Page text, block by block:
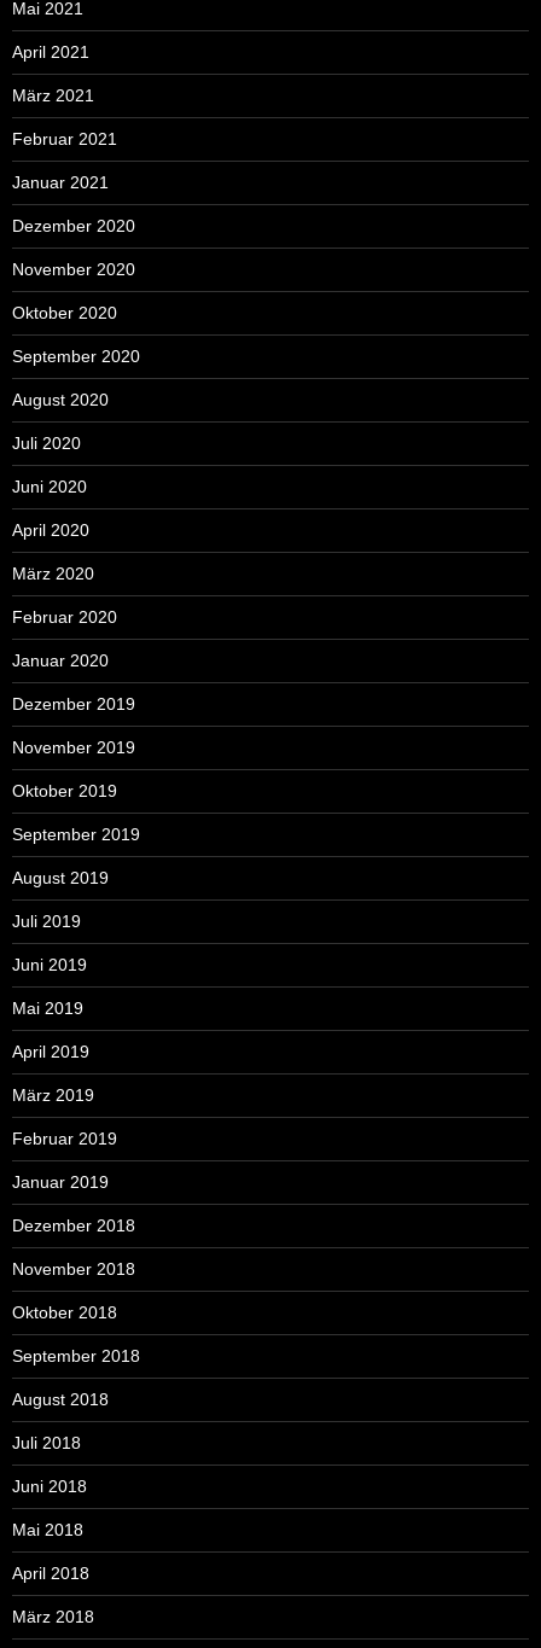
Mai 2021
April 2021
März 2021
Februar 2021
Januar 2021
Dezember 2020
November 2020
Oktober 2020
September 2020
August 2020
Juli 2020
Juni 2020
April 2020
März 2020
Februar 2020
Januar 2020
Dezember 2019
November 2019
Oktober 2019
September 2019
August 2019
Juli 2019
Juni 2019
Mai 2019
April 2019
März 2019
Februar 2019
Januar 2019
Dezember 2018
November 2018
Oktober 2018
September 2018
August 2018
Juli 2018
Juni 2018
Mai 2018
April 2018
März 2018